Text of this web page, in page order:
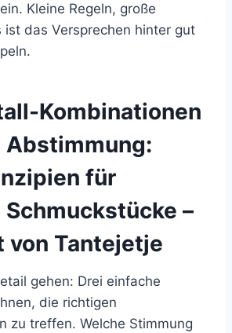
Kleine Regeln, große
das Versprechen hinter gut
Kombinationen
für
–
Tantejetje
gehen: Drei einfache
die richtigen
zu treffen. Welche Stimmung